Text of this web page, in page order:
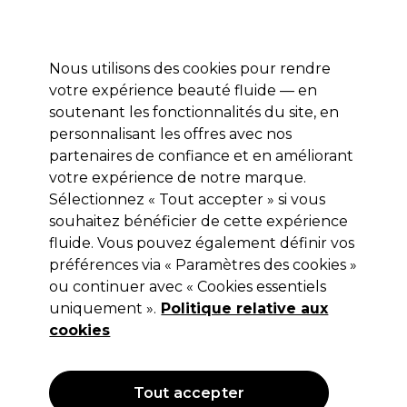
Se connecter
Marques Bons plans Coiffure Electro et Matériel
Livraison et délais
lire la suite
Coiffure Matériel de coiffure Pinceau et bols de coloration
Pinceau et bols de coloration
Filters
Nous utilisons des cookies pour rendre
votre expérience beauté fluide — en
soutenant les fonctionnalités du site, en
personnalisant les offres avec nos
partenaires de confiance et en améliorant
votre expérience de notre marque.
Sélectionnez « Tout accepter » si vous
souhaitez bénéficier de cette expérience
fluide. Vous pouvez également définir vos
préférences via « Paramètres des cookies »
ou continuer avec « Cookies essentiels
uniquement ». Politique relative aux
cookies
Tout accepter